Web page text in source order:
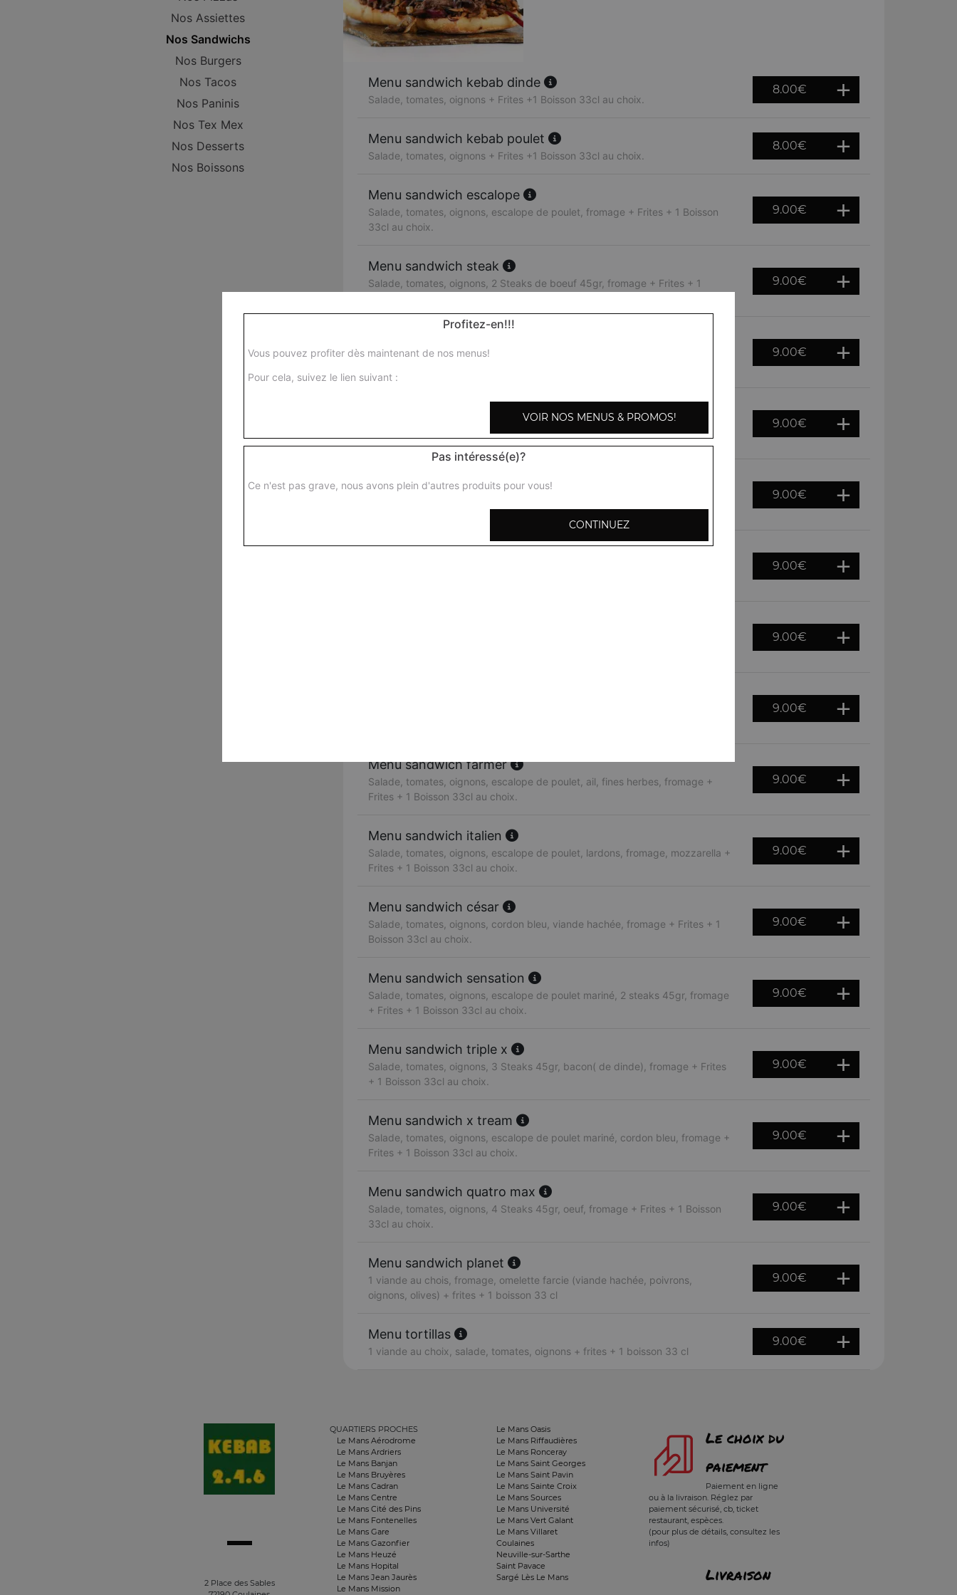
Nos Assiettes
Nos Sandwichs
Nos Burgers
Nos Tacos
Nos Paninis
Nos Tex Mex
Nos Desserts
Nos Boissons
Menu sandwich kebab dinde
Salade, tomates, oignons + Frites +1 Boisson 33cl au choix.
8.00€
Menu sandwich kebab poulet
Salade, tomates, oignons + Frites +1 Boisson 33cl au choix.
8.00€
Menu sandwich escalope
Salade, tomates, oignons, escalope de poulet, fromage + Frites + 1 Boisson
33cl au choix.
9.00€
Menu sandwich steak
Salade, tomates, oignons, 2 Steaks de boeuf 45gr, fromage + Frites + 1
9.00€
Salade, tomates, oignons, poulet mariné au tandoori, fromage + Frites + 1
9.00€
Boisson 33cl au choix.
9.00€
Menu sandwich tikka olives
fromage + Frites + 1 Boisson 33cl au choix.
9.00€
Menu sandwich royal
9.00€
9.00€
9.00€
Menu sandwich farmer
Salade, tomates, oignons, escalope de poulet, ail, fines herbes, fromage +
Frites + 1 Boisson 33cl au choix.
9.00€
Menu sandwich italien
Salade, tomates, oignons, escalope de poulet, lardons, fromage, mozzarella +
Frites + 1 Boisson 33cl au choix.
9.00€
Menu sandwich césar
Salade, tomates, oignons, cordon bleu, viande hachée, fromage + Frites + 1
Boisson 33cl au choix.
9.00€
Menu sandwich sensation
Salade, tomates, oignons, escalope de poulet mariné, 2 steaks 45gr, fromage
+ Frites + 1 Boisson 33cl au choix.
9.00€
Menu sandwich triple x
Salade, tomates, oignons, 3 Steaks 45gr, bacon( de dinde), fromage + Frites
+ 1 Boisson 33cl au choix.
9.00€
Menu sandwich x tream
Salade, tomates, oignons, escalope de poulet mariné, cordon bleu, fromage +
Frites + 1 Boisson 33cl au choix.
9.00€
Menu sandwich quatro max
Salade, tomates, oignons, 4 Steaks 45gr, oeuf, fromage + Frites + 1 Boisson
33cl au choix.
9.00€
Menu sandwich planet
1 viande au chois, fromage, omelette farcie (viande hachée, poivrons,
oignons, olives) + frites + 1 boisson 33 cl
9.00€
Menu tortillas
1 viande au choix, salade, tomates, oignons + frites + 1 boisson 33 cl
9.00€
2 Place des Sables
QUARTIERS PROCHES
Le Mans Aérodrome
Le Mans Ardriers
Le Mans Banjan
Le Mans Bruyères
Le Mans Cadran
Le Mans Centre
Le Mans Cité des Pins
Le Mans Fontenelles
Le Mans Gare
Le Mans Gazonfier
Le Mans Heuzé
Le Mans Hopital
Le Mans Jean Jaurès
Le Mans Mission
Le Mans Oasis
Le Mans Riffaudières
Le Mans Ronceray
Le Mans Saint Georges
Le Mans Saint Pavin
Le Mans Sainte Croix
Le Mans Sources
Le Mans Université
Le Mans Vert Galant
Le Mans Villaret
Coulaines
Neuville-sur-Sarthe
Saint Pavace
Sargé Lès Le Mans
Le choix du
paiement
Paiement en ligne
ou à la livraison. Réglez par
paiement sécurisé, cb, ticket
restaurant, espèces.
(pour plus de détails, consultez les
infos)
Livraison
Profitez-en!!!
Vous pouvez profiter dès maintenant de nos menus!
Pour cela, suivez le lien suivant :
VOIR NOS MENUS & PROMOS!
Pas intéressé(e)?
Ce n'est pas grave, nous avons plein d'autres produits pour vous!
CONTINUEZ